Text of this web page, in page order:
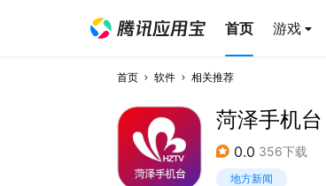
首页 游戏
首页 软件 相关推荐
菏泽手机台
0.0 356下载
地方新闻